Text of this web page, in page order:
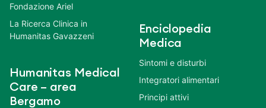
Fondazione Ariel
La Ricerca Clinica in
Humanitas Gavazzeni
Humanitas Medical
Care – area
Bergamo
Enciclopedia
Medica
Sintomi e disturbi
Integratori alimentari
Principi attivi